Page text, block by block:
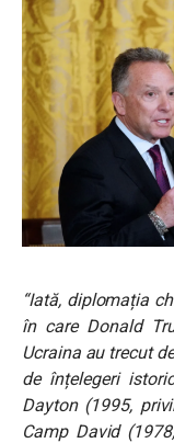
“Iată, diplomația
în care Donald
Ucraina au trecut
de înțelegeri
Dayton (1995,
Camp David